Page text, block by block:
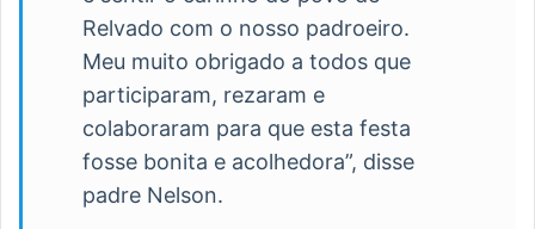
Relvado com o nosso padroeiro.
Meu muito obrigado a todos que
participaram, rezaram e
colaboraram para que esta festa
fosse bonita e acolhedora”, disse
padre Nelson.